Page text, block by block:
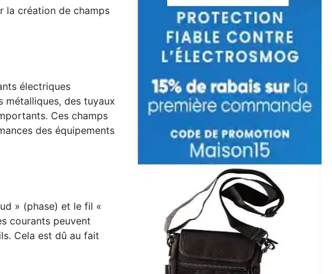
la création de champs
électriques
métalliques, des tuyaux
Ces champs
des équipements
» (phase) et le fil «
courants peuvent
Cela est dû au fait